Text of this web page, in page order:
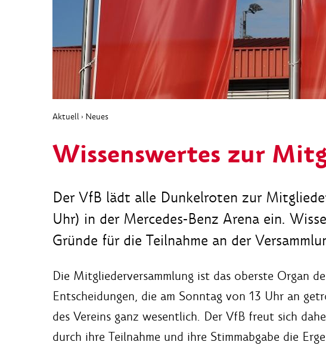
Aktuell › Neues
Wissenswertes zur
Der VfB lädt alle Dunkelroten zur
Uhr) in der Mercedes-Benz Arena ein.
Gründe für die Teilnahme an der
Die Mitgliederversammlung ist das oberste Organ
Entscheidungen, die am Sonntag von 13 Uhr an
des Vereins ganz wesentlich. Der VfB freut sich
durch ihre Teilnahme und ihre Stimmabgabe die